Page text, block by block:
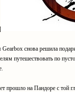
Gearbox снова решила
путешествовать по
прошло на Пандоре с той